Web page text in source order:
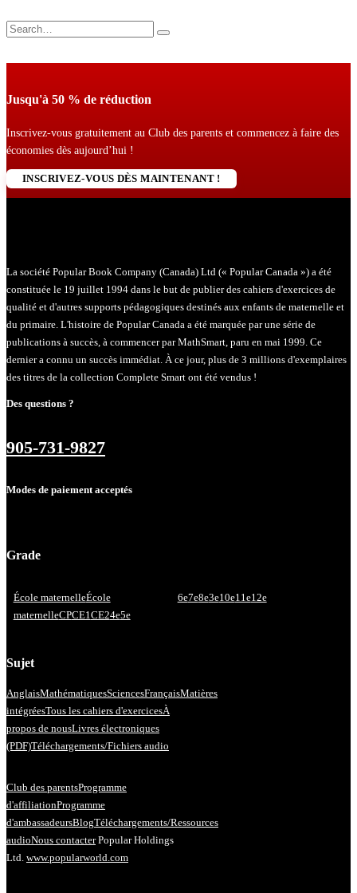
Jusqu'à 50 % de réduction
Inscrivez-vous gratuitement au Club des parents et commencez à faire des
économies dès aujourd’hui !
INSCRIVEZ-VOUS DÈS MAINTENANT !
La société Popular Book Company (Canada) Ltd (« Popular Canada ») a été
constituée le 19 juillet 1994 dans le but de publier des cahiers d'exercices de
qualité et d'autres supports pédagogiques destinés aux enfants de maternelle et
du primaire. L'histoire de Popular Canada a été marquée par une série de
publications à succès, à commencer par MathSmart, paru en mai 1999. Ce
dernier a connu un succès immédiat. À ce jour, plus de 3 millions d'exemplaires
des titres de la collection Complete Smart ont été vendus !
Des questions ?
905-731-9827
Modes de paiement acceptés
Grade
École maternelleÉcole
maternelleCPCE1CE24e5e
6e7e8e3e10e11e12e
Sujet
AnglaisMathématiquesSciencesFrançaisMatières
intégréesTous les cahiers d'exercicesÀ
propos de nousLivres électroniques
(PDF)Téléchargements/Fichiers audio
Club des parentsProgramme
d'affiliationProgramme
d'ambassadeursBlogTéléchargements/Ressources
audioNous contacter Popular Holdings
Ltd. www.popularworld.com